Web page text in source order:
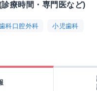
療時間・専門医など)
科口腔外科 小児歯科